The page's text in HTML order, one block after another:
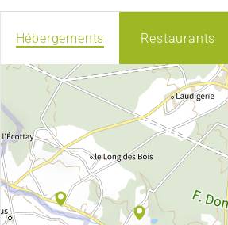
Hébergements Restaurants